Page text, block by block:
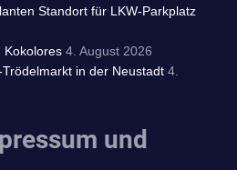
Standort für LKW-Parkplatz
Kokolores 4. August 2026
in der Neustadt 4.
und